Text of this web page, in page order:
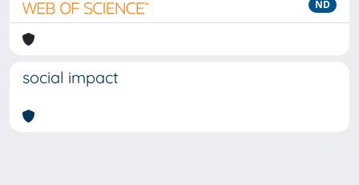
ND
social impact